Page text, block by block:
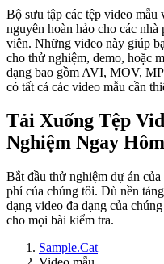
Bộ sưu tập các tệp video mẫu
nguyên hoàn hảo cho các
viên. Những video này giúp
cho thử nghiệm, demo, hoặc
dạng bao gồm AVI, MOV,
có tất cả các video mẫu cần
Tải Xuống Tệp
Nghiệm Ngay
Bắt đầu thử nghiệm dự án
phí của chúng tôi. Dù nền
dạng video đa dạng của
cho mọi bài kiểm tra.
Sample.Cat